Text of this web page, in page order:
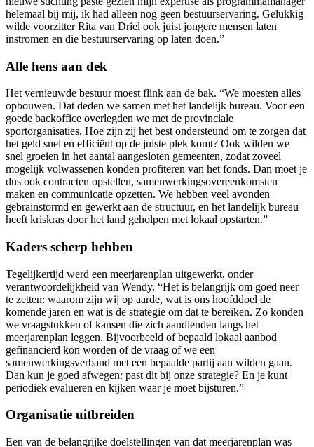
helemaal bij mij, ik had alleen nog geen bestuurservaring. Gelukkig
wilde voorzitter Rita van Driel ook juist jongere mensen laten
instromen en die bestuurservaring op laten doen.”
Alle hens aan dek
Het vernieuwde bestuur moest flink aan de bak. “We moesten alles
opbouwen. Dat deden we samen met het landelijk bureau. Voor een
goede backoffice overlegden we met de provinciale
sportorganisaties. Hoe zijn zij het best ondersteund om te zorgen dat
het geld snel en efficiënt op de juiste plek komt? Ook wilden we
snel groeien in het aantal aangesloten gemeenten, zodat zoveel
mogelijk volwassenen konden profiteren van het fonds. Dan moet je
dus ook contracten opstellen, samenwerkingsovereenkomsten
maken en communicatie opzetten. We hebben veel avonden
gebrainstormd en gewerkt aan de structuur, en het landelijk bureau
heeft kriskras door het land geholpen met lokaal opstarten.”
Kaders scherp hebben
Tegelijkertijd werd een meerjarenplan uitgewerkt, onder
verantwoordelijkheid van Wendy. “Het is belangrijk om goed neer
te zetten: waarom zijn wij op aarde, wat is ons hoofddoel de
komende jaren en wat is de strategie om dat te bereiken. Zo konden
we vraagstukken of kansen die zich aandienden langs het
meerjarenplan leggen. Bijvoorbeeld of bepaald lokaal aanbod
gefinancierd kon worden ofde vraag of we een
samenwerkingsverband met een bepaalde partij aan wilden gaan.
Dan kun je goed afwegen: past dit bij onze strategie? En je kunt
periodiek evalueren en kijken waar je moet bijsturen.”
Organisatie uitbreiden
Een van de belangrijke doelstellingen van dat meerjarenplan was